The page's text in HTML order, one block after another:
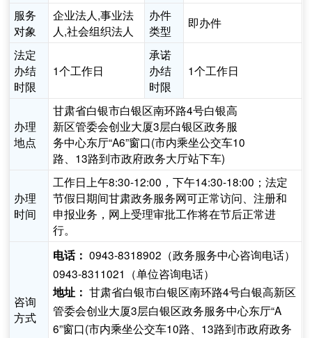
服务
对象
企业法人,事业法
人,社会组织法人
办件
类型
即办件
法定
办结
时限
1个工作日
承诺
办结
时限
1个工作日
办理
地点
甘肃省白银市白银区南环路4号白银高
新区管委会创业大厦3层白银区政务服
务中心东厅“A6”窗口(市内乘坐公交车10
路、13路到市政府政务大厅站下车)
办理
时间
工作日上午8:30-12:00，下午14:30-18:00；法定
节假日期间甘肃政务服务网可正常访问、注册和
申报业务，网上受理审批工作将在节后正常进
行。
咨询
方式
电话： 0943-8318902（政务服务中心咨询电话）
0943-8311021（单位咨询电话）
地址： 甘肃省白银市白银区南环路4号白银高新区
管委会创业大厦3层白银区政务服务中心东厅“A
6”窗口(市内乘坐公交车10路、13路到市政府政务